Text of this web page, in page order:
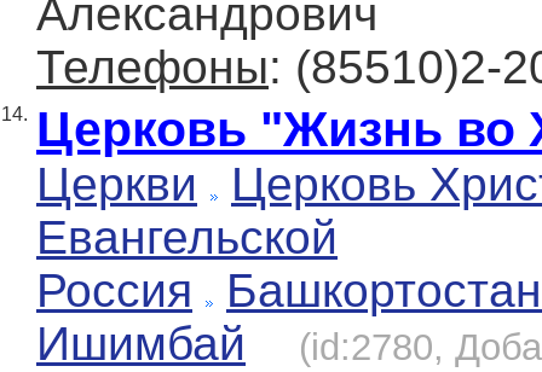
Александрович
Телефоны: (85510)2-
14. Церковь "Жизнь во
Церкви
Церковь
Евангельской
Россия
Башкортостан
Ишимбай
(id:2780,